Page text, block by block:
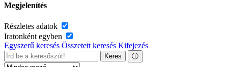
Megjelenítés
Részletes adatok
Iratonként egyben
Egyszerű keresés Összetett keresés Kifejezés
Keres ⓘ